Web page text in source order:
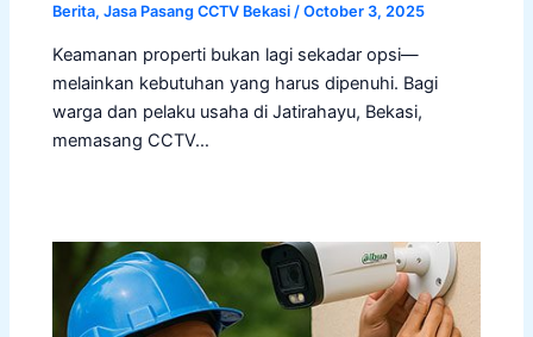
Berita,Jasa Pasang CCTV Bekasi /October 3, 2025
Keamanan properti bukan lagi sekadar opsi—
melainkan kebutuhan yang harus dipenuhi. Bagi
warga dan pelaku usaha di Jatirahayu, Bekasi,
memasang CCTV…